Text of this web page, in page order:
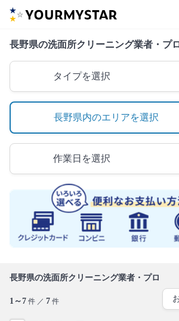
長野県の洗面所クリーニング業者・プ
タイプを選択
長野県内のエリアを選択
作業日を選択
長野県の洗面所クリーニング業者・プロ
1～7 件 ／ 7 件